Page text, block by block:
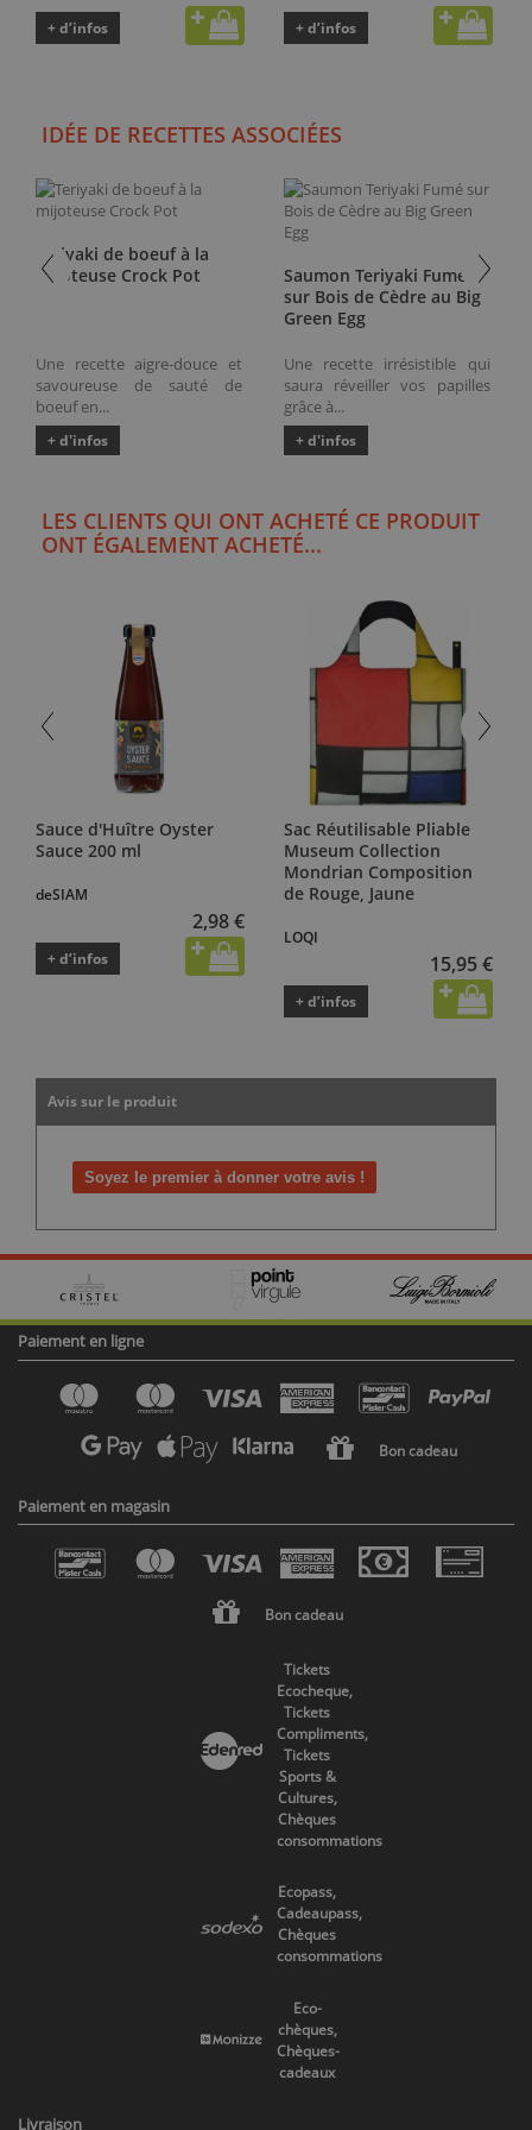
+ d’infos + d’infos
IDÉE DE RECETTES ASSOCIÉES
Teriyaki de boeuf à la
mijoteuse Crock Pot
Une recette aigre-douce et
savoureuse de sauté de
boeuf en...
+ d'infos
Saumon Teriyaki Fumé
sur Bois de Cèdre au Big
Green Egg
Une recette irrésistible qui
saura réveiller vos papilles
grâce à...
+ d'infos
LES CLIENTS QUI ONT ACHETÉ CE PRODUIT
ONT ÉGALEMENT ACHETÉ...
Sauce d'Huître Oyster
Sauce 200 ml
deSIAM
2,98 €
+ d’infos
Sac Réutilisable Pliable
Museum Collection
Mondrian Composition
de Rouge, Jaune
LOQI
15,95 €
+ d’infos
Avis sur le produit
Soyez le premier à donner votre avis !
Paiement en ligne
Bon cadeau
Paiement en magasin
Bon cadeau
Tickets
Ecocheque,
Tickets
Compliments,
Tickets
Sports &
Cultures,
Chèques
consommations
Ecopass,
Cadeaupass,
Chèques
consommations
Eco-
chèques,
Chèques-
cadeaux
Livraison